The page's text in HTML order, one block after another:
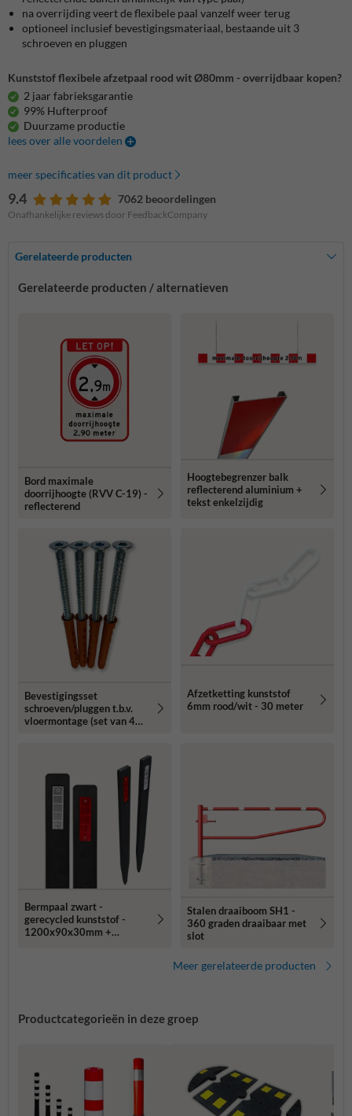
na overrijding veert de flexibele paal vanzelf weer terug
optioneel inclusief bevestigingsmateriaal, bestaande uit 3
schroeven en pluggen
Kunststof flexibele afzetpaal rood wit Ø80mm - overrijdbaar kopen?
2 jaar fabrieksgarantie
99% Hufterproof
Duurzame productie
lees over alle voordelen
meer specificaties van dit product
9.4 7062 beoordelingen
Onafhankelijke reviews door FeedbackCompany
Gerelateerde producten
Gerelateerde producten / alternatieven
Bord maximale
doorrijhoogte (RVV C-19) -
reflecterend
Hoogtebegrenzer balk
reflecterend aluminium +
tekst enkelzijdig
Bevestigingsset
schroeven/pluggen t.b.v.
vloermontage (set van 4
Afzetketting kunststof
6mm rood/wit - 30 meter
Bermpaal zwart -
gerecycled kunststof -
1200x90x30mm +
Stalen draaiboom SH1 -
360 graden draaibaar met
slot
Meer gerelateerde producten
Productcategorieën in deze groep